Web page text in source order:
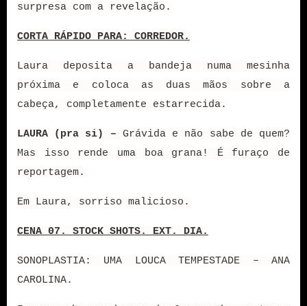
surpresa com a revelação.
CORTA RÁPIDO PARA: CORREDOR.
Laura deposita a bandeja numa mesinha
próxima e coloca as duas mãos sobre a
cabeça, completamente estarrecida.
LAURA (pra si) – Grávida e não sabe de quem?
Mas isso rende uma boa grana! É furaço de
reportagem.
Em Laura, sorriso malicioso.
CENA 07. STOCK SHOTS. EXT. DIA.
SONOPLASTIA: UMA LOUCA TEMPESTADE – ANA
CAROLINA.